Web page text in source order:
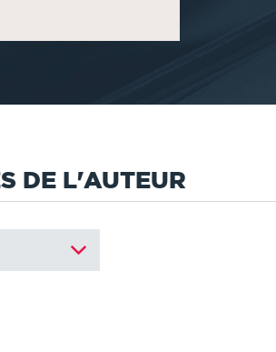
DE L'AUTEUR